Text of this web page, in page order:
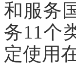
和服务
务11个
定使用